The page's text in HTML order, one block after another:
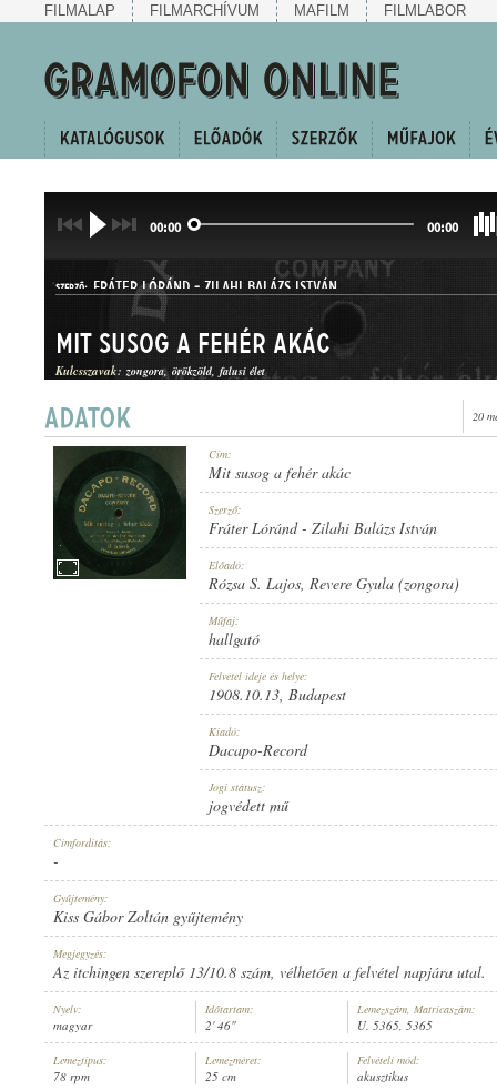
FILMALAP FILMARCHÍVUM MAFILM FILMLABOR
00:00 00:00
SZERZŐ: FRÁTER LÓRÁND - ZILAHI BALÁZS ISTVÁN
HALLGATÓ
LEMEZSZÁM:
Mit susog a fehér akác
Kulcsszavak: zongora örökzöld falusi élet
20
Cím:
Mit susog a fehér akác
Szerző:
Fráter Lóránd- Zilahi Balázs István
Előadó:
Rózsa S. Lajos, Revere Gyula (zongora)
Műfaj:
hallgató
Felvétel ideje és helye:
1908.10.13, Budapest
Kiadó:
Dacapo-Record
Jogi státusz:
jogvédett mű
Címfordítás:
-
Gyűjtemény:
Kiss Gábor Zoltán gyűjtemény
Megjegyzés:
Az itchingen szereplő 13/10.8 szám, vélhetően a felvétel napjára utal.
Nyelv:
magyar
Időtartam:
2' 46"
Lemezszám, Matricaszám:
U. 5365, 5365
Lemeztípus:
78 rpm
Lemezméret:
25 cm
Felvételi mód:
akusztikus